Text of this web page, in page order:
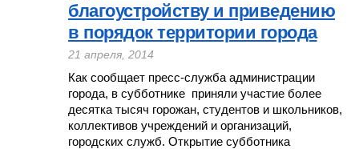
благоустройству и приведению
в порядок территории города
21 апреля, 2014
Как сообщает пресс-служба администрации
города, в субботнике приняли участие более
десятка тысяч горожан, студентов и школьников,
коллективов учреждений и организаций,
городских служб. Открытие субботника